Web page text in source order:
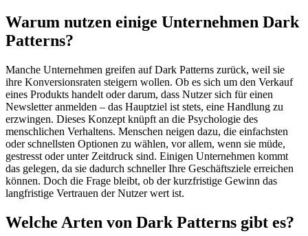
Warum nutzen einige Unternehmen Dark
Patterns?
Manche Unternehmen greifen auf Dark Patterns zurück, weil sie
ihre Konversionsraten steigern wollen. Ob es sich um den Verkauf
eines Produkts handelt oder darum, dass Nutzer sich für einen
Newsletter anmelden – das Hauptziel ist stets, eine Handlung zu
erzwingen. Dieses Konzept knüpft an die Psychologie des
menschlichen Verhaltens. Menschen neigen dazu, die einfachsten
oder schnellsten Optionen zu wählen, vor allem, wenn sie müde,
gestresst oder unter Zeitdruck sind. Einigen Unternehmen kommt
das gelegen, da sie dadurch schneller Ihre Geschäftsziele erreichen
können. Doch die Frage bleibt, ob der kurzfristige Gewinn das
langfristige Vertrauen der Nutzer wert ist.
Welche Arten von Dark Patterns gibt es?